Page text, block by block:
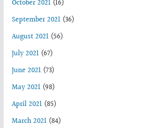
October 2021(16)
September 2021(36)
August 2021(56)
July 2021(67)
June 2021(73)
May 2021(98)
April 2021(85)
March 2021(84)